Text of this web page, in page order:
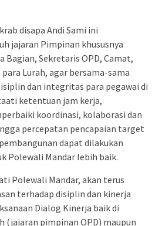
disapa Andi Sami ini
jajaran Pimpinan khususnya
Bagian, Sekretaris OPD, Camat,
Lurah, agar bersama-sama
dan integritas para pegawai di
ketentuan jam kerja,
koordinasi, kolaborasi dan
percepatan pencapaian target
dapat dilakukan
Polewali Mandar lebih baik.
Polewali Mandar, akan terus
terhadap disiplin dan kinerja
Dialog Kinerja baik di
(jajaran pimpinan OPD) maupun